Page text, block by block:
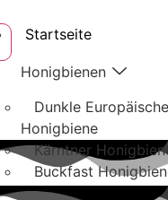
Startseite
Honigbienen
Dunkle Europäische
Honigbiene
Kärntner
Buckfast